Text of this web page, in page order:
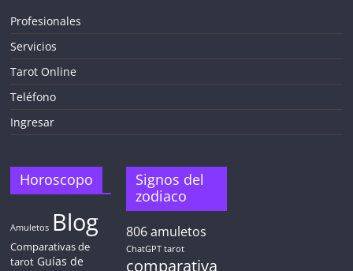
TAROT GRATIS
✓ Sin cargos automáticos. El chat se detiene al finalizar el
Profesionales
Servicios
Tarot Online
Teléfono
Ingresar
Horoscopo
Amuletos Blog
Comparativas de
tarot Guías de
Signos del
zodiaco
806amuletos
ChatGPT tarot
comparativa